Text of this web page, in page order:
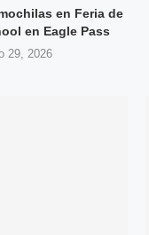
en Feria de
en Eagle Pass
29, 2026